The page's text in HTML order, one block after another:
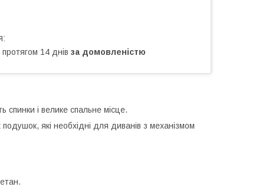
14 днів за домовленістю
спинки і велике спальне місце.
які необхідні для диванів з механізмом